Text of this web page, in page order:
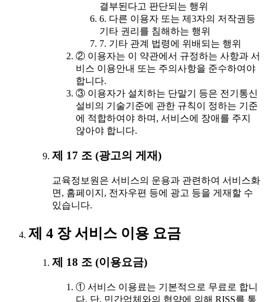
결부된다고 판단되는 행위
6. 다른 이용자 또는 제3자의 저작권등
기타 권리를 침해하는 행위
7. 기타 관계 법령에 위배되는 행위
② 이용자는 이 약관에서 규정하는 사항과 서
비스 이용안내 또는 주의사항을 준수하여야
합니다.
③ 이용자가 설치하는 단말기 등은 전기통신
설비의 기술기준에 관한 규칙이 정하는 기준
에 적합하여야 하며, 서비스에 장애를 주지
않아야 합니다.
제 17 조 (광고의 게재)
교육정보원은 서비스의 운용과 관련하여 서비스화
면, 홈페이지, 전자우편 등에 광고 등을 게재할 수
있습니다.
제 4 장 서비스 이용 요금
제 18 조 (이용요금)
① 서비스 이용료는 기본적으로 무료로 합니
다. 단, 민간업체와의 협약에 의해 RISS를 통